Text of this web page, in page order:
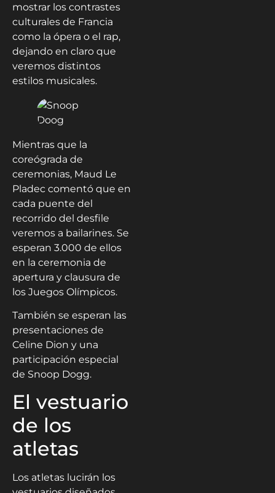
mostrar los contrastes
culturales de Francia
como la ópera o el rap,
dejando en claro que
veremos distintos
estilos musicales.
Mientras que la
coreógrada de
ceremonias, Maud Le
Pladec comentó que en
cada puente del
recorrido del desfile
veremos a bailarines. Se
esperan 3.000 de ellos
en la ceremonia de
apertura y clausura de
los Juegos Olímpicos.
También se esperan las
presentaciones de
Celine Dion y una
participación especial
de Snoop Dogg.
El vestuario
de los
atletas
Los atletas lucirán los